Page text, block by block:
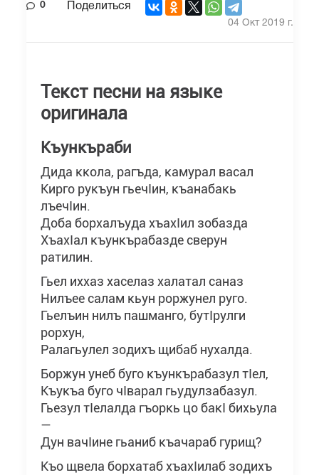
0 Поделиться
04 Окт 2019 г.
Текст песни на языке
оригинала
Къункъраби
Дида ккола, рагъда, камурал васал
Кирго рукъун гьечIин, къанабакь
лъечIин.
Доба борхалъуда хъахIил зобазда
ХъахIал къункърабазде сверун
ратилин.
Гьел иххаз хаселаз халатал саназ
Нилъее салам кьун роржунел руго.
Гьелъин нилъ пашманго, бутIрулги
рорхун,
Ралагьулел зодихъ щибаб нухалда.
Боржун унеб буго къункърабазул тIел,
Къукъа буго чIварал гьудулзабазул.
Гьезул тIелалда гъоркь цо бакI бихьула
—
Дун вачIине гьаниб къачараб гурищ?
Къо щвела борхатаб хъахIилаб зодихъ